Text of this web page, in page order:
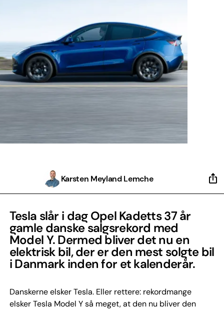
Karsten Meyland Lemche
Tesla slår i dag Opel Kadetts 37 år
gamle danske salgsrekord med
Model Y. Dermed bliver det nu en
elektrisk bil, der er den mest solgte bil
i Danmark inden for et kalenderår.
Danskerne elsker Tesla. Eller rettere: rekordmange
elsker Tesla Model Y så meget, at den nu bliver den